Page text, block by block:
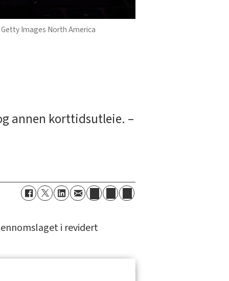
Images North America
annen korttidsutleie. –
i revidert